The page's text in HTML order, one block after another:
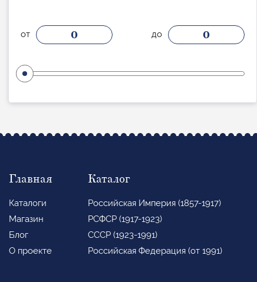
от 0 до 0
Главная
Каталоги
Магазин
Блог
О проекте
Каталог
Российская Империя (1857-1917)
РСФСР (1917-1923)
СССР (1923-1991)
Российская Федерация (от 1991)